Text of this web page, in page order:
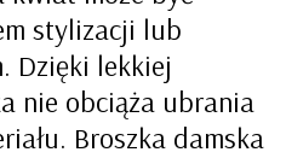
stylizacji lub
Dzięki lekkiej
nie obciąża ubrania
Broszka damska